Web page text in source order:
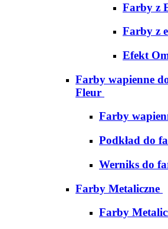
Farby z
Farby z
Efekt
Farby wapienne
Fleur
Farby
Podkład do
Werniks do
Farby Metaliczne
Farby